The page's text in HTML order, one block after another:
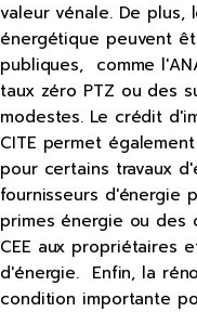
valeur vénale. De plus,
énergétique peuvent
publiques, comme
taux zéro PTZ ou des
modestes. Le crédit
CITE permet
pour certains travaux
fournisseurs d'énergie
primes énergie ou des
CEE aux propriétaires
d'énergie. Enfin, la
condition importante